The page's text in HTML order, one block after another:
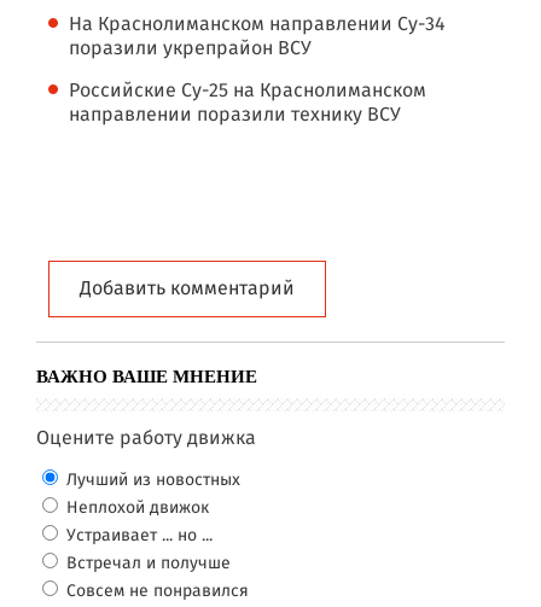
На Краснолиманском направлении Су-34
поразили укрепрайон ВСУ
Российские Су-25 на Краснолиманском
направлении поразили технику ВСУ
Добавить комментарий
ВАЖНО ВАШЕ МНЕНИЕ
Оцените работу движка
Лучший из новостных
Неплохой движок
Устраивает ... но ...
Встречал и получше
Совсем не понравился